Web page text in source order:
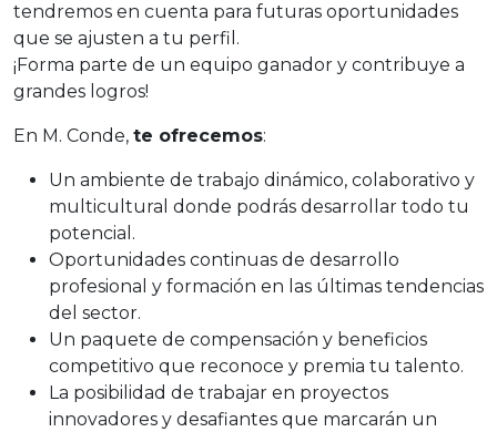
tendremos en cuenta para futuras oportunidades
que se ajusten a tu perfil.
¡Forma parte de un equipo ganador y contribuye a
grandes logros!
En M. Conde, te ofrecemos:
Un ambiente de trabajo dinámico, colaborativo y
multicultural donde podrás desarrollar todo tu
potencial.
Oportunidades continuas de desarrollo
profesional y formación en las últimas tendencias
del sector.
Un paquete de compensación y beneficios
competitivo que reconoce y premia tu talento.
La posibilidad de trabajar en proyectos
innovadores y desafiantes que marcarán un